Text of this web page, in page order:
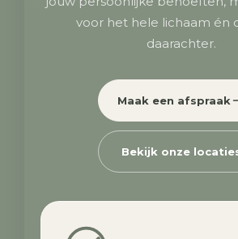
voor het hele lichaam én
daarachter.
Maak een afspraak
Bekijk onze